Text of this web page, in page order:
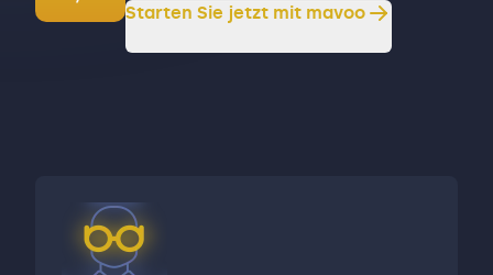
Starten Sie jetzt mit mavoo